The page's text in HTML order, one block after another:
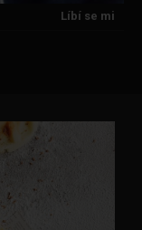
Líbí se mi